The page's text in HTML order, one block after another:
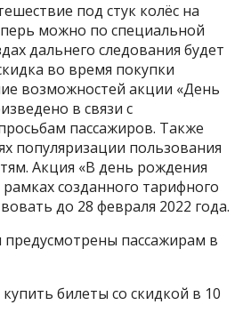
под стук колёс на
можно по специальной
дальнего следования будет
во время покупки
возможностей акции «День
в связи с
пассажиров. Также
популяризации пользования
Акция «В день рождения
созданного тарифного
до 28 февраля 2022 года.
предусмотрены пассажирам в
билеты со скидкой в 10